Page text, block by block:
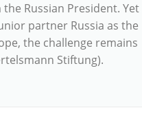
Russian President. Yet
partner Russia as the
the challenge remains
Stiftung).